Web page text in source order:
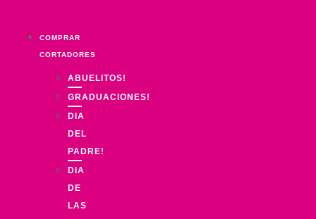
contenidoCOMPRAR
CORTADORES
ABUELITOS!
GRADUACIONES!
DIA
DEL
PADRE!
DIA
DE
LAS